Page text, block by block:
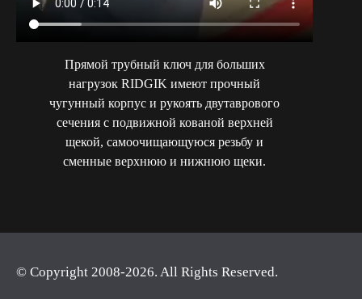
Прямой трубный ключ для больших
нагрузок RIDGIK имеют прочный
чугунный корпус и рукоять двутаврового
сечения с подвижной кованой верхней
щекой, самоочищающуюся резьбу и
сменные верхнюю и нижнюю щеки.
© Copyright 2008-2026. All Rights Reserved.